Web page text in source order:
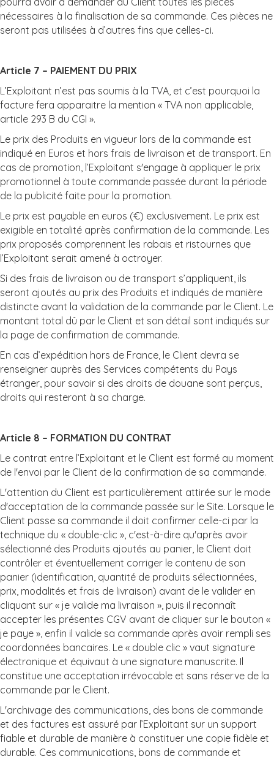
nécessaires à la finalisation de sa commande. Ces pièces ne
seront pas utilisées à d’autres fins que celles-ci.
Article 7 – PAIEMENT DU PRIX
L’Exploitant n’est pas soumis à la TVA, et c’est pourquoi la
facture fera apparaitre la mention « TVA non applicable,
article 293 B du CGI ».
Le prix des Produits en vigueur lors de la commande est
indiqué en Euros et hors frais de livraison et de transport. En
cas de promotion, l’Exploitant s'engage à appliquer le prix
promotionnel à toute commande passée durant la période
de la publicité faite pour la promotion.
Le prix est payable en euros (€) exclusivement. Le prix est
exigible en totalité après confirmation de la commande. Les
prix proposés comprennent les rabais et ristournes que
l’Exploitant serait amené à octroyer.
Si des frais de livraison ou de transport s’appliquent, ils
seront ajoutés au prix des Produits et indiqués de manière
distincte avant la validation de la commande par le Client. Le
montant total dû par le Client et son détail sont indiqués sur
la page de confirmation de commande.
En cas d’expédition hors de France, le Client devra se
renseigner auprès des Services compétents du Pays
étranger, pour savoir si des droits de douane sont perçus,
droits qui resteront à sa charge.
Article 8 – FORMATION DU CONTRAT
Le contrat entre l’Exploitant et le Client est formé au moment
de l'envoi par le Client de la confirmation de sa commande.
L'attention du Client est particulièrement attirée sur le mode
d'acceptation de la commande passée sur le Site. Lorsque le
Client passe sa commande il doit confirmer celle-ci par la
technique du « double-clic », c'est-à-dire qu'après avoir
sélectionné des Produits ajoutés au panier, le Client doit
contrôler et éventuellement corriger le contenu de son
panier (identification, quantité de produits sélectionnées,
prix, modalités et frais de livraison) avant de le valider en
cliquant sur « je valide ma livraison », puis il reconnaît
accepter les présentes CGV avant de cliquer sur le bouton «
je paye », enfin il valide sa commande après avoir rempli ses
coordonnées bancaires. Le « double clic » vaut signature
électronique et équivaut à une signature manuscrite. Il
constitue une acceptation irrévocable et sans réserve de la
commande par le Client.
L'archivage des communications, des bons de commande
et des factures est assuré par l’Exploitant sur un support
fiable et durable de manière à constituer une copie fidèle et
durable. Ces communications, bons de commande et